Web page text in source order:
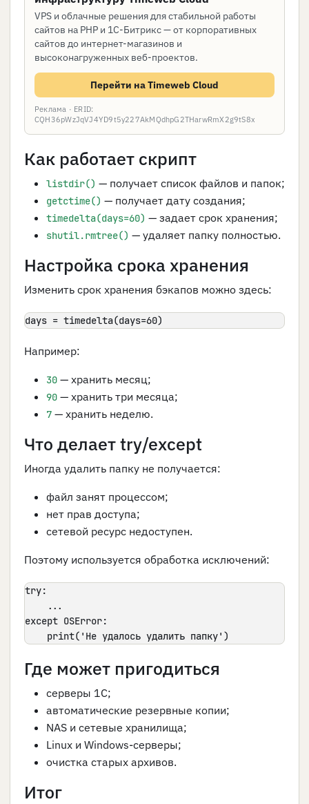
VPS и облачные решения для стабильной работы
сайтов на PHP и 1С-Битрикс — от корпоративных
сайтов до интернет-магазинов и
высоконагруженных веб-проектов.
Перейти на Timeweb Cloud
Реклама · ERID:
CQH36pWzJqVJ4YD9t5y227AkMQdhpG2THarwRmX2g9tS8x
Как работает скрипт
listdir() — получает список файлов и папок;
getctime() — получает дату создания;
timedelta(days=60) — задает срок хранения;
shutil.rmtree() — удаляет папку полностью.
Настройка срока хранения
Изменить срок хранения бэкапов можно здесь:
days = timedelta(days=60)
Например:
30 — хранить месяц;
90 — хранить три месяца;
7 — хранить неделю.
Что делает try/except
Иногда удалить папку не получается:
файл занят процессом;
нет прав доступа;
сетевой ресурс недоступен.
Поэтому используется обработка исключений:
try:
    ...
except OSError:
    print('Не удалось удалить папку')
Где может пригодиться
серверы 1С;
автоматические резервные копии;
NAS и сетевые хранилища;
Linux и Windows-серверы;
очистка старых архивов.
Итог